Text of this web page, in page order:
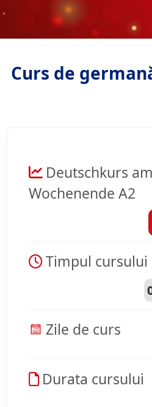
Curs de
Deutschkurs am
Wochenende A2
Timpul cursului
Zile de curs
Durata cursului